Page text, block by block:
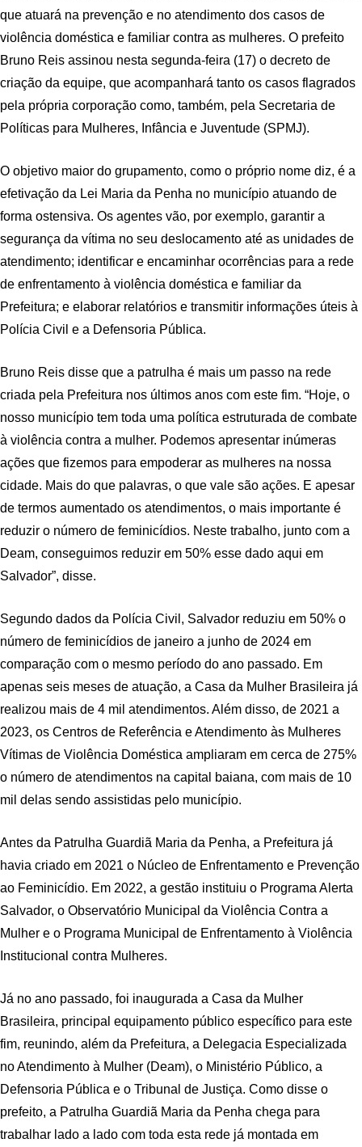
que atuará na prevenção e no atendimento dos casos de
violência doméstica e familiar contra as mulheres. O prefeito
Bruno Reis assinou nesta segunda-feira (17) o decreto de
criação da equipe, que acompanhará tanto os casos flagrados
pela própria corporação como, também, pela Secretaria de
Políticas para Mulheres, Infância e Juventude (SPMJ).
O objetivo maior do grupamento, como o próprio nome diz, é a
efetivação da Lei Maria da Penha no município atuando de
forma ostensiva. Os agentes vão, por exemplo, garantir a
segurança da vítima no seu deslocamento até as unidades de
atendimento; identificar e encaminhar ocorrências para a rede
de enfrentamento à violência doméstica e familiar da
Prefeitura; e elaborar relatórios e transmitir informações úteis à
Polícia Civil e a Defensoria Pública.
Bruno Reis disse que a patrulha é mais um passo na rede
criada pela Prefeitura nos últimos anos com este fim. “Hoje, o
nosso município tem toda uma política estruturada de combate
à violência contra a mulher. Podemos apresentar inúmeras
ações que fizemos para empoderar as mulheres na nossa
cidade. Mais do que palavras, o que vale são ações. E apesar
de termos aumentado os atendimentos, o mais importante é
reduzir o número de feminicídios. Neste trabalho, junto com a
Deam, conseguimos reduzir em 50% esse dado aqui em
Salvador”, disse.
Segundo dados da Polícia Civil, Salvador reduziu em 50% o
número de feminicídios de janeiro a junho de 2024 em
comparação com o mesmo período do ano passado. Em
apenas seis meses de atuação, a Casa da Mulher Brasileira já
realizou mais de 4 mil atendimentos. Além disso, de 2021 a
2023, os Centros de Referência e Atendimento às Mulheres
Vítimas de Violência Doméstica ampliaram em cerca de 275%
o número de atendimentos na capital baiana, com mais de 10
mil delas sendo assistidas pelo município.
Antes da Patrulha Guardiã Maria da Penha, a Prefeitura já
havia criado em 2021 o Núcleo de Enfrentamento e Prevenção
ao Feminicídio. Em 2022, a gestão instituiu o Programa Alerta
Salvador, o Observatório Municipal da Violência Contra a
Mulher e o Programa Municipal de Enfrentamento à Violência
Institucional contra Mulheres.
Já no ano passado, foi inaugurada a Casa da Mulher
Brasileira, principal equipamento público específico para este
fim, reunindo, além da Prefeitura, a Delegacia Especializada
no Atendimento à Mulher (Deam), o Ministério Público, a
Defensoria Pública e o Tribunal de Justiça. Como disse o
prefeito, a Patrulha Guardiã Maria da Penha chega para
trabalhar lado a lado com toda esta rede já montada em